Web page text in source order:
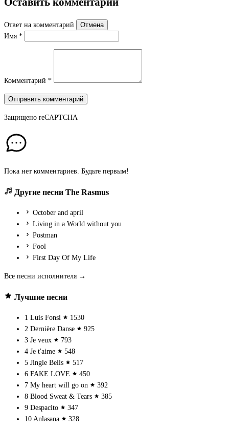
Ответ на комментарий
Отмена
Имя *
Комментарий *
Отправить комментарий
Защищено reCAPTCHA
Пока нет комментариев. Будьте первым!
Другие песни The Rasmus
October and april
Living in a World without you
Postman
Fool
First Day Of My Life
Все песни исполнителя →
Лучшие песни
1 Luis Fonsi
1530
2 Dernière Danse
925
3 Je veux
793
4 Je t'aime
548
5 Jingle Bells
517
6 FAKE LOVE
450
7 My heart will go on
392
8 Blood Sweat & Tears
385
9 Despacito
347
10 Anlasana 328